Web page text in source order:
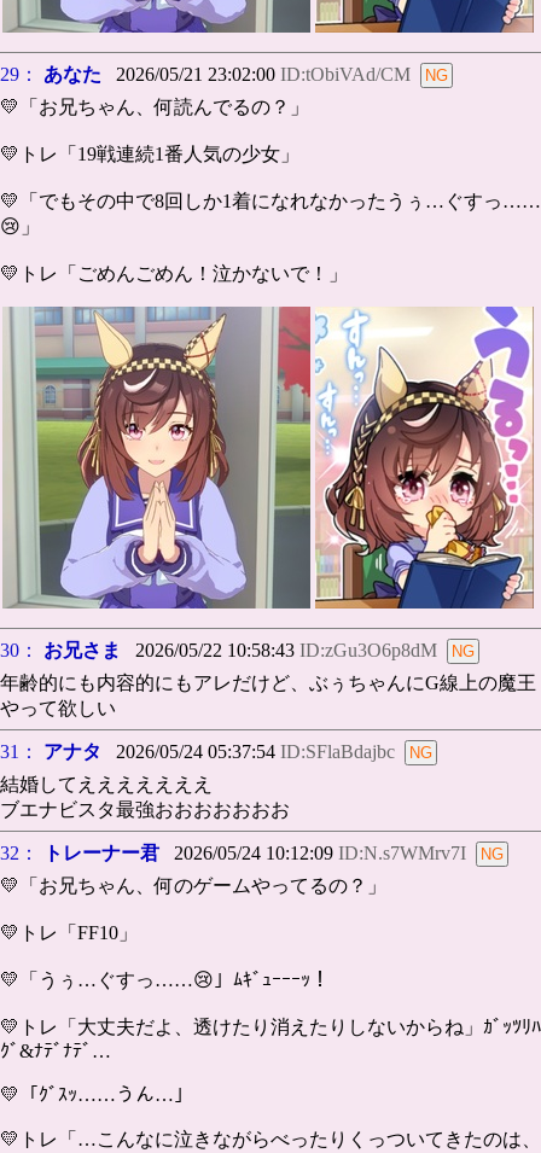
29： あなた 2026/05/21 23:02:00 ID:tObiVAd/CM
💛「お兄ちゃん、何読んでるの？」
💛トレ「19戦連続1番人気の少女」
💛「でもその中で8回しか1着になれなかったうぅ…ぐすっ……
😢」
💛トレ「ごめんごめん！泣かないで！」
30： お兄さま 2026/05/22 10:58:43 ID:zGu3O6p8dM
年齢的にも内容的にもアレだけど、ぶぅちゃんにG線上の魔王
やって欲しい
31： アナタ 2026/05/24 05:37:54 ID:SFlaBdajbc
結婚してえええええええ
ブエナビスタ最強おおおおおおお
32： トレーナー君 2026/05/24 10:12:09 ID:N.s7WMrv7I
💛「お兄ちゃん、何のゲームやってるの？」
💛トレ「FF10」
💛「うぅ…ぐすっ……😢」ﾑｷﾞｭｰｰｰｯ！
💛トレ「大丈夫だよ、透けたり消えたりしないからね」ｶﾞｯﾂﾘﾊ
ｸﾞ&ﾅﾃﾞﾅﾃﾞ…
💛「ｸﾞｽｯ……うん…」
💛トレ「…こんなに泣きながらべったりくっついてきたのは、